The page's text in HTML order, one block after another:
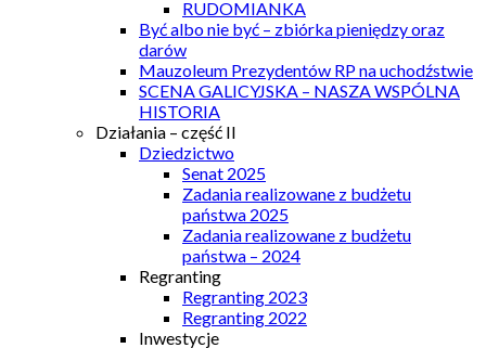
RUDOMIANKA
Być albo nie być – zbiórka pieniędzy oraz
darów
Mauzoleum Prezydentów RP na uchodźstwie
SCENA GALICYJSKA – NASZA WSPÓLNA
HISTORIA
Działania – część II
Dziedzictwo
Senat 2025
Zadania realizowane z budżetu
państwa 2025
Zadania realizowane z budżetu
państwa – 2024
Regranting
Regranting 2023
Regranting 2022
Inwestycje